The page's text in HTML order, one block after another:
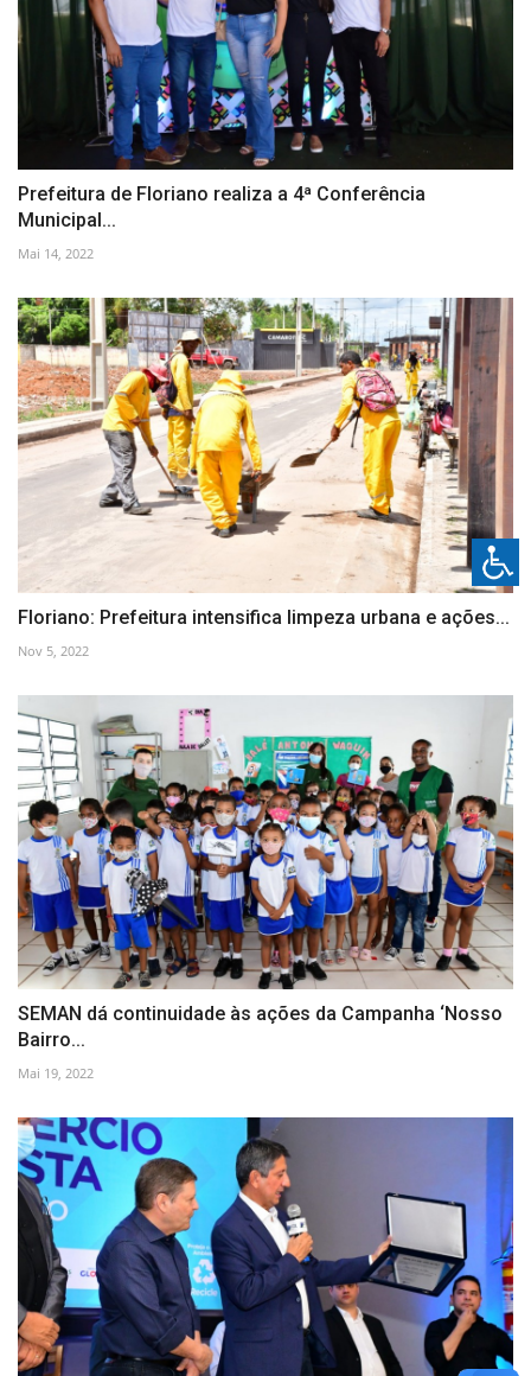
Prefeitura de Floriano realiza a 4ª Conferência
Municipal...
Mai 14, 2022
Floriano: Prefeitura intensifica limpeza urbana e ações...
Nov 5, 2022
SEMAN dá continuidade às ações da Campanha ‘Nosso
Bairro...
Mai 19, 2022